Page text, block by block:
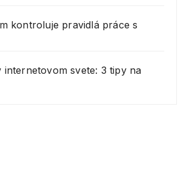
kontroluje pravidlá práce s
internetovom svete: 3 tipy na